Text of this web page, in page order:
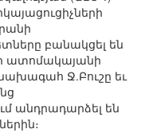
բանակցել են
ատոմակայանի
Ջ.Բուշը եւ
անդրադարձել են